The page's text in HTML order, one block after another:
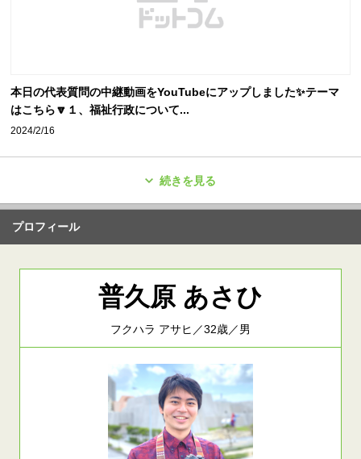
本日の代表質問の中継動画をYouTubeにアップしました✨テーマ
はこちら🔽１、福祉行政について...
2024/2/16
続きを見る
プロフィール
普久原 あさひ
フクハラ アサヒ／32歳／男